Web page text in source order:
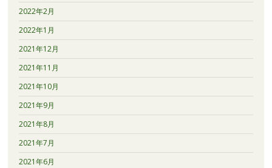
2022年2月
2022年1月
2021年12月
2021年11月
2021年10月
2021年9月
2021年8月
2021年7月
2021年6月